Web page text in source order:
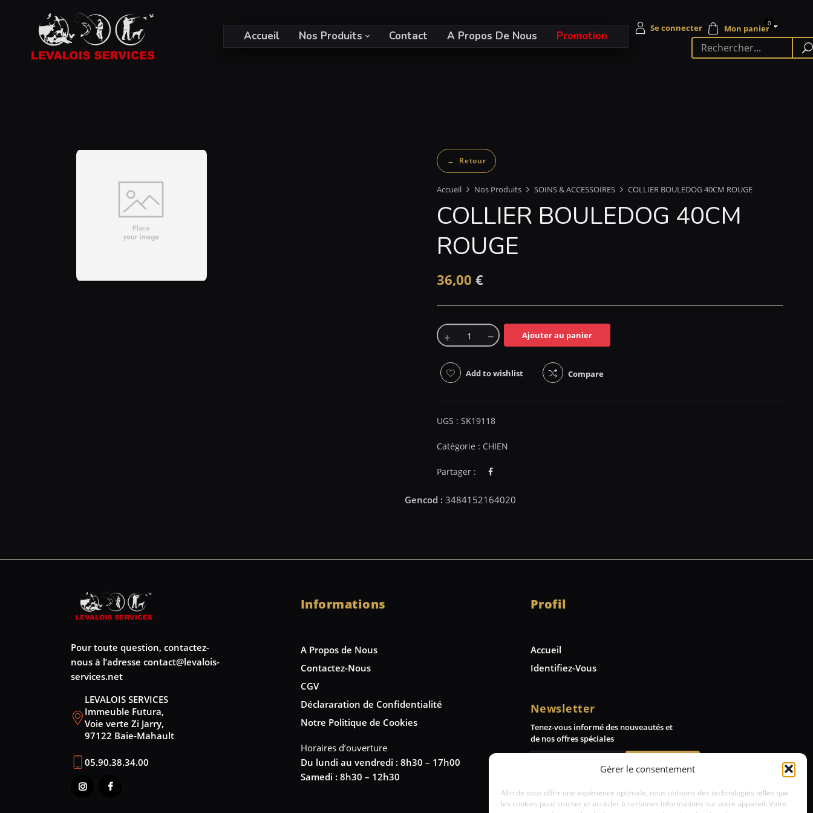
Gérer le consentement
Afin de vous offrir une expérience optimale, nous utilisons des technologies telles que
les cookies pour stocker et accéder à certaines informations sur votre appareil. Votre
Accueil Nos Produits Contact A Propos De Nous Promotion
0
Accueil Nos Produits SOINS & ACCESSOIRES COLLIER BOULEDOG 40CM ROUGE
COLLIER BOULEDOG 40CM
ROUGE
36,00 €
Ajouter au panier
Add to wishlist Compare
UGS : SK19118
Catégorie : CHIEN
Partager :
Pour toute question, contactez-
nous à l’adresse contact@levalois-
services.net
LEVALOIS SERVICES
Immeuble Futura,
Voie verte Zi Jarry,
97122 Baie-Mahault
05.90.38.34.00
Informations
A Propos de Nous
Contactez-Nous
CGV
Déclararation de Confidentialité
Notre Politique de Cookies
Horaires d’ouverture
Du lundi au vendredi : 8h30 – 17h00
Samedi : 8h30 – 12h30
Profil
Accueil
Identifiez-Vous
Newsletter
Tenez-vous informé des nouveautés et
de nos offres spéciales